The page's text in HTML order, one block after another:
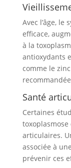
Avec l’âge,
efficace,
à la
antioxydants
comme le
Santé
Certaines
articulaires.
associée à
prévenir ces